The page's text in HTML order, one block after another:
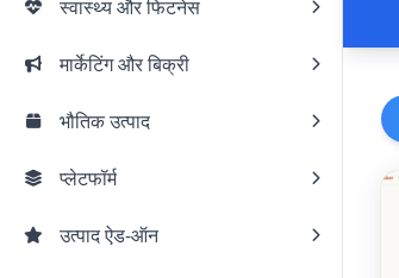
स्वास्थ्य और फिटनेस
मार्केटिंग और बिक्री
भौतिक उत्पाद
प्लेटफॉर्म
उत्पाद ऐड-ऑन